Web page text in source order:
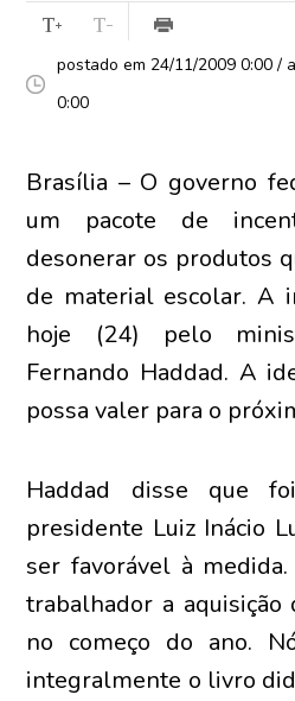
postado em 24/11/2009 0:00 /
0:00
Brasília – O governo
um pacote de
desonerar os produtos
de material escolar. A
hoje (24) pelo
Fernando Haddad. A
possa valer para o
Haddad disse que
presidente Luiz Inácio
ser favorável à
trabalhador a
no começo do ano.
integralmente o livro